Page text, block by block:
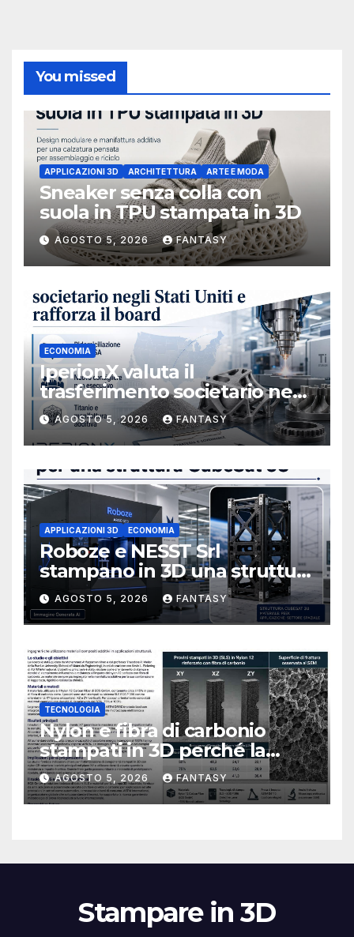
You missed
APPLICAZIONI 3D ARCHITETTURA ARTE E MODA
Sneaker senza colla con
suola in TPU stampata in 3D
AGOSTO 5, 2026 FANTASY
ECONOMIA
IperionX valuta il
trasferimento societario negli
Stati Uniti e rafforza il board,
ha nominato Michael J.
Loparco amministratore
indipendente non esecutivo
AGOSTO 5, 2026 FANTASY
APPLICAZIONI 3D ECONOMIA
Roboze e NESST Srl
stampano in 3D una struttura
CubeSat 3U in Carbon PEEK
AGOSTO 5, 2026 FANTASY
TECNOLOGIA
Nylon e fibra di carbonio
stampati in 3D perché la
resistenza agli urti dipende
dal processo
AGOSTO 5, 2026 FANTASY
Stampare in 3D